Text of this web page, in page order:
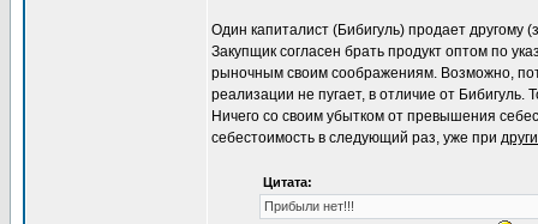
Один капиталист (Бибигуль) продает другому
Закупщик согласен брать продукт оптом по
рыночным своим соображениям. Возможно,
реализации не пугает, в отличие от Бибигуль.
Ничего со своим убытком от превышения
себестоимость в следующий раз, уже при
Цитата:
Прибыли нет!!!